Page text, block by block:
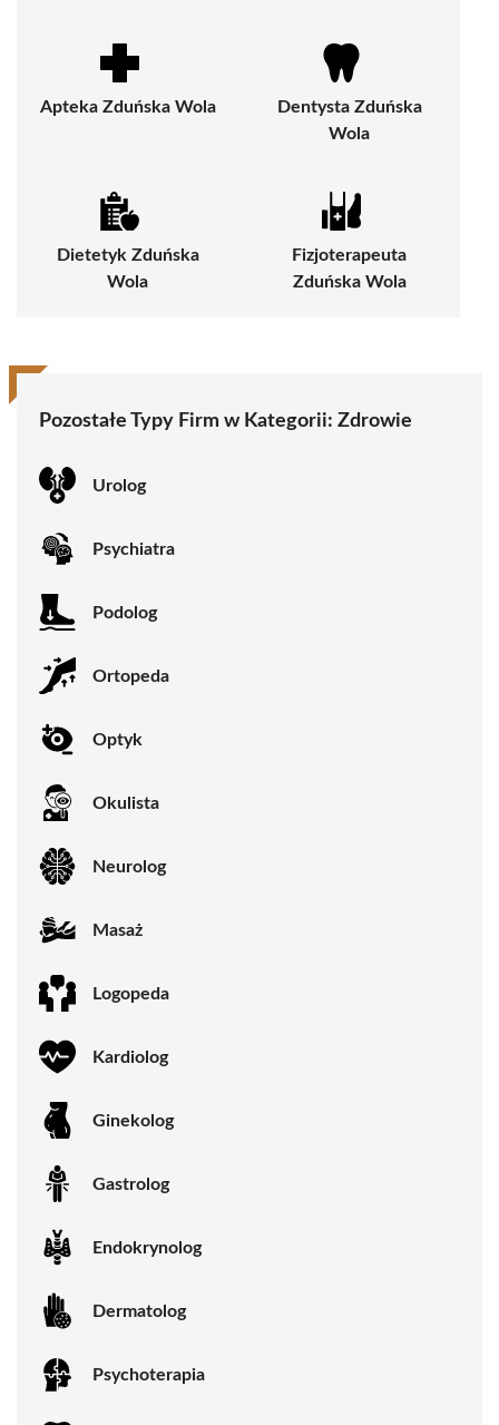
Apteka Zduńska Wola
Dentysta Zduńska
Wola
Dietetyk Zduńska
Wola
Fizjoterapeuta
Zduńska Wola
Pozostałe Typy Firm w Kategorii: Zdrowie
Urolog
Psychiatra
Podolog
Ortopeda
Optyk
Okulista
Neurolog
Masaż
Logopeda
Kardiolog
Ginekolog
Gastrolog
Endokrynolog
Dermatolog
Psychoterapia